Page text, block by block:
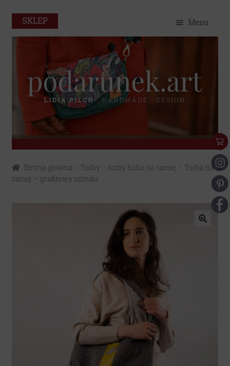
SKLEP Menu
Sklep
Eko
Koszty dostawy
do
nawigacji
do
treści
Strona główna Torby torby hobo na ramię
Torba na
ramię – grafitowy sztruks